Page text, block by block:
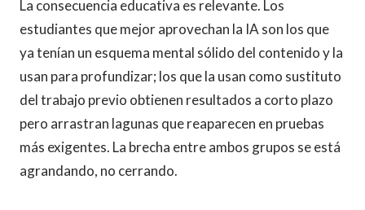
La consecuencia educativa es relevante. Los
estudiantes que mejor aprovechan la IA son los que
ya tenían un esquema mental sólido del contenido y la
usan para profundizar; los que la usan como sustituto
del trabajo previo obtienen resultados a corto plazo
pero arrastran lagunas que reaparecen en pruebas
más exigentes. La brecha entre ambos grupos se está
agrandando, no cerrando.